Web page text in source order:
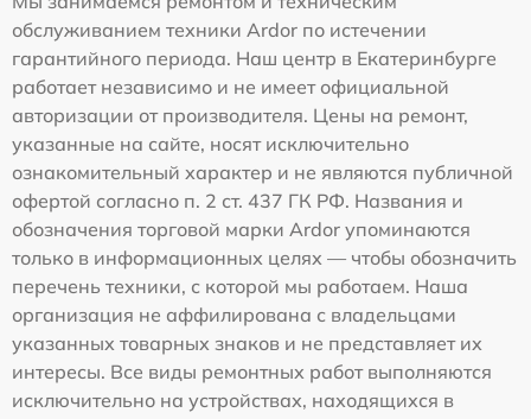
обслуживанием техники Ardor по истечении
гарантийного периода. Наш центр в Екатеринбурге
работает независимо и не имеет официальной
авторизации от производителя. Цены на ремонт,
указанные на сайте, носят исключительно
ознакомительный характер и не являются публичной
офертой согласно п. 2 ст. 437 ГК РФ. Названия и
обозначения торговой марки Ardor упоминаются
только в информационных целях — чтобы обозначить
перечень техники, с которой мы работаем. Наша
организация не аффилирована с владельцами
указанных товарных знаков и не представляет их
интересы. Все виды ремонтных работ выполняются
исключительно на устройствах, находящихся в